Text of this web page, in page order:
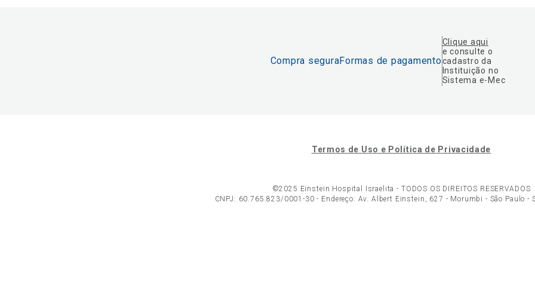
Compra seguraFormas de pagamento
Clique aqui
e consulte o
cadastro da
Instituição no
Sistema e-Mec
Termos de Uso e Política de Privacidade
©2025 Einstein Hospital Israelita - TODOS OS DIREITOS RESERVADOS
CNPJ: 60.765.823/0001-30 - Endereço: Av. Albert Einstein, 627 - Morumbi - São Paulo -